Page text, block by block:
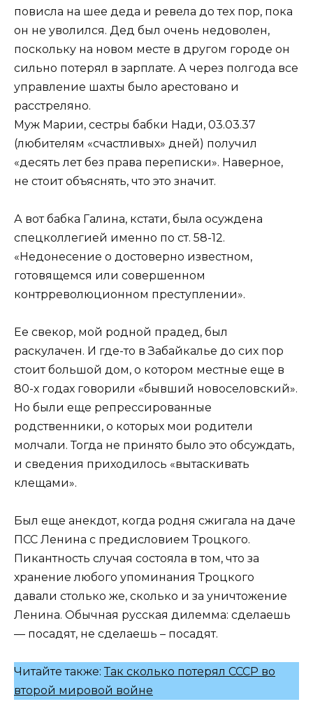
повисла на шее деда и ревела до тех пор, пока
он не уволился. Дед был очень недоволен,
поскольку на новом месте в другом городе он
сильно потерял в зарплате. А через полгода все
управление шахты было арестовано и
расстреляно.
Муж Марии, сестры бабки Нади, 03.03.37
(любителям «счастливых» дней) получил
«десять лет без права переписки». Наверное,
не стоит объяснять, что это значит.
А вот бабка Галина, кстати, была осуждена
спецколлегией именно по ст. 58-12.
«Недонесение о достоверно известном,
готовящемся или совершенном
контрреволюционном преступлении».
Ее свекор, мой родной прадед, был
раскулачен. И где-то в Забайкалье до сих пор
стоит большой дом, о котором местные еще в
80-х годах говорили «бывший новоселовский».
Но были еще репрессированные
родственники, о которых мои родители
молчали. Тогда не принято было это обсуждать,
и сведения приходилось «вытаскивать
клещами».
Был еще анекдот, когда родня сжигала на даче
ПСС Ленина с предисловием Троцкого.
Пикантность случая состояла в том, что за
хранение любого упоминания Троцкого
давали столько же, сколько и за уничтожение
Ленина. Обычная русская дилемма: сделаешь
— посадят, не сделаешь – посадят.
Читайте также:Так сколько потерял СССР во
второй мировой войне